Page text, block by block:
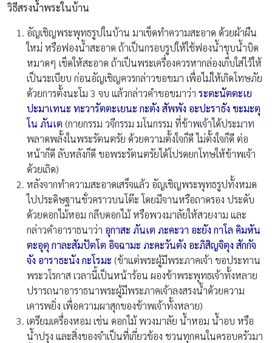
วิธีสรงน้ำพระในบ้าน
อัญเชิญพระพุทธรูปในบ้าน มาเช็ดทำความสะอาด ด้วยผ้าผืน
ใหม่ หรือฟองน้ำสะอาด ถ้าเป็นกรอบรูปให้ใช้ฟองน้ำชุบน้ำบิด
หมาดๆ เช็ดให้สะอาด ถ้าเป็นพระเครื่องควรหากล่องเก็บใส่ไว้ให้
เป็นระเบียบ ก่อนอัญเชิญควรกล่าวขอขมา เพื่อไม่ให้เกิดโทษภัย
ด้วยการตั้งนะโม 3 จบ แล้วกล่าวคำขอขมาว่า ระตะนัตตะเย
ปะมาเทนะ ทะวารัตตะเยนะ กะตัง สัพพัง อะปะราธัง ขะมะตุ
โน ภันเต (กายกรรม วจีกรรม มโนกรรม ที่ข้าพเจ้าได้ประมาท
พลาดพลั้งในพระรัตนตรัย ด้วยความตั้งใจก็ดี ไม่ตั้งใจก็ดี ต่อ
หน้าก็ดี ลับหลังก็ดี ขอพระรัตนตรัยได้โปรดยกโทษให้ข้าพเจ้า
ด้วยเถิด)
หลังจากทำความสะอาดเสร็จแล้ว อัญเชิญพระพุทธรูปทั้งหมด
ไปประดิษฐานชั่วคราวบนโต๊ะ โดยมีจานหรือถาดรอง ประดับ
ด้วยดอกไม้หอม กลีบดอกไม้ หรือพวงมาลัยให้สวยงาม และ
กล่าวคำอาราธนาว่า อุกาสะ ภันเต ภะคะวา อะยัง กาโล คิมหัน
ตะอุตุ กาละสัมปัตโต อิจฉามะ ภะคะวันตัง อะภิสิญจิตุง สักกัจ
จัง อาราธะนัง กะโรมะ (ข้าแต่พระผู้มีพระภาคเจ้า ขอประทาน
พระวโรกาส เวลานี้เป็นหน้าร้อน ผองข้าพระพุทธเจ้าทั้งหลาย
ปรารถนาอาราธนาพระผู้มีพระภาคเจ้าลงสรงน้ำด้วยความ
เคารพยิ่ง เพื่อความผาสุกของข้าพเจ้าทั้งหลาย)
เตรียมเครื่องหอม เช่น ดอกไม้ พวงมาลัย น้ำหอม น้ำอบ หรือ
น้ำปรุง และสิ่งของจำเป็นที่เกี่ยวข้อง ชวนทุกคนในครอบครัวมา